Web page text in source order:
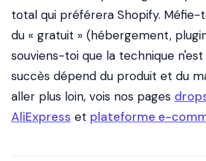
total qui préférera Shopify. Méfie-
du « gratuit » (hébergement,
souviens-toi que la technique
succès dépend du produit et du
aller plus loin, vois nos pages
AliExpress et plateforme e-